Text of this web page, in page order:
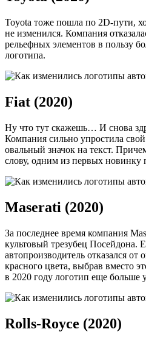
Toyota тоже пошла по 2D-пути,
не изменился. Компания
рельефных элементов в пользу
логотипа.
Fiat (2020)
Ну что тут скажешь… И снова
Компания сильно упростила
овальный значок на текст.
слову, одним из первых новинку
Maserati (2020)
За последнее время компания
культовый трезубец Посейдона.
автопроизводитель отказался от
красного цвета, выбрав вместо
в 2020 году логотип еще больше
Rolls-Royce (2020)